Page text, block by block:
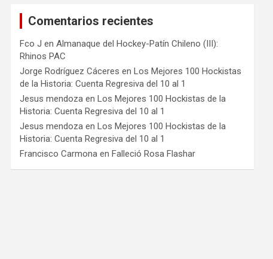
Comentarios recientes
Fco J enAlmanaque del Hockey-Patín Chileno (III):
Rhinos PAC
Jorge Rodríguez Cáceres enLos Mejores 100 Hockistas
de la Historia: Cuenta Regresiva del 10 al 1
Jesus mendoza enLos Mejores 100 Hockistas de la
Historia: Cuenta Regresiva del 10 al 1
Jesus mendoza enLos Mejores 100 Hockistas de la
Historia: Cuenta Regresiva del 10 al 1
Francisco Carmona enFalleció Rosa Flashar